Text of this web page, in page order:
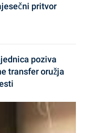
pritvor
poziva
transfer oružja